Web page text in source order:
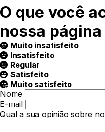
O que você
nossa página
Muito insatisfeito
Insatisfeito
Regular
Satisfeito
Muito satisfeito
Nome
E-mail
Qual a sua opinião sobre